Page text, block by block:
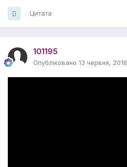
Цитата
101195
Опубліковано 13 червня, 2018